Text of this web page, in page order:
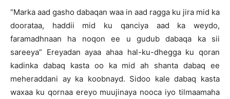
“Marka aad gasho dabaqan waa in aad ragga ku jira mid ka
doorataa, haddii mid ku qanciya aad ka weydo,
faramadhnaan ha noqon ee u gudub dabaqa ka sii
sareeya” Ereyadan ayaa ahaa hal-ku-dhegga ku qoran
kadinka dabaq kasta oo ka mid ah shanta dabaq ee
meheraddani ay ka koobnayd. Sidoo kale dabaq kasta
waxaa ku qornaa ereyo muujinaya nooca iyo tilmaamaha